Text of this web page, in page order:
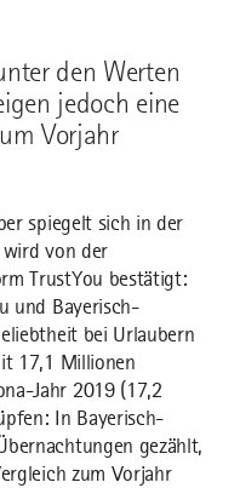
den Werten
jedoch eine
Vorjahr
spiegelt sich in der
von der
TrustYou bestätigt:
und Bayerisch-
bei Urlaubern
17,1 Millionen
Jahr 2019 (17,2
In Bayerisch-
gezählt,
zum Vorjahr